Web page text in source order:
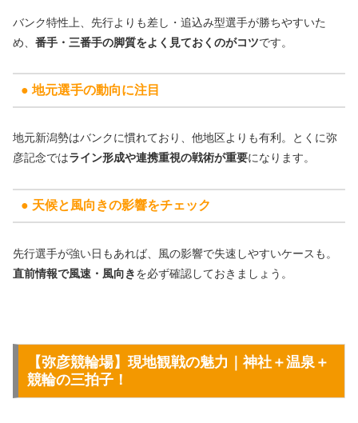
バンク特性上、先行よりも差し・追込み型選手が勝ちやすいた
め、 番手・三番手の脚質をよく見ておくのがコツです。
● 地元選手の動向に注目
地元新潟勢はバンクに慣れており、他地区よりも有利。とくに弥
彦記念ではライン形成や連携重視の戦術が重要になります。
● 天候と風向きの影響をチェック
先行選手が強い日もあれば、風の影響で失速しやすいケースも。
直前情報で風速・風向きを必ず確認しておきましょう。
【弥彦競輪場】現地観戦の魅力｜神社＋温泉＋
競輪の三拍子！